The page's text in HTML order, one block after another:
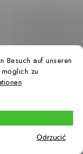
Besuch auf unseren
zu
Odrzucić